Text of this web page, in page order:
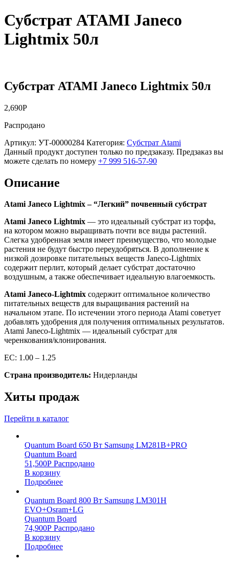
Субстрат ATAMI Janeco
Lightmix 50л
Субстрат ATAMI Janeco Lightmix 50л
2,690Р
Распродано
Артикул: УТ-00000284 Категория: Субстрат Atami
Данный продукт доступен только по предзаказу. Предзаказ вы
можете сделать по номеру +7 999 516-57-90
Описание
Atami Janeco Lightmix – “Легкий” почвенный субстрат
Atami Janeco Lightmix — это идеальный субстрат из торфа,
на котором можно выращивать почти все виды растений.
Слегка удобренная земля имеет преимущество, что молодые
растения не будут быстро переудобряться. В дополнение к
низкой дозировке питательных веществ Janeco-Lightmix
содержит перлит, который делает субстрат достаточно
воздушным, а также обеспечивает идеальную влагоемкость.
Atami Janeco-Lightmix содержит оптимальное количество
питательных веществ для выращивания растений на
начальном этапе. По истечении этого периода Atami советует
добавлять удобрения для получения оптимальных результатов.
Atami Janeco-Lightmix — идеальный субстрат для
черенкования/клонирования.
EC: 1.00 – 1.25
Страна производитель: Нидерланды
Хиты продаж
Перейти в каталог
Quantum Board 650 Вт Samsung LM281B+PRO
Quantum Board
51,500Р Распродано
В корзину
Подробнее
Quantum Board 800 Вт Samsung LM301H
EVO+Osram+LG
Quantum Board
74,900Р Распродано
В корзину
Подробнее